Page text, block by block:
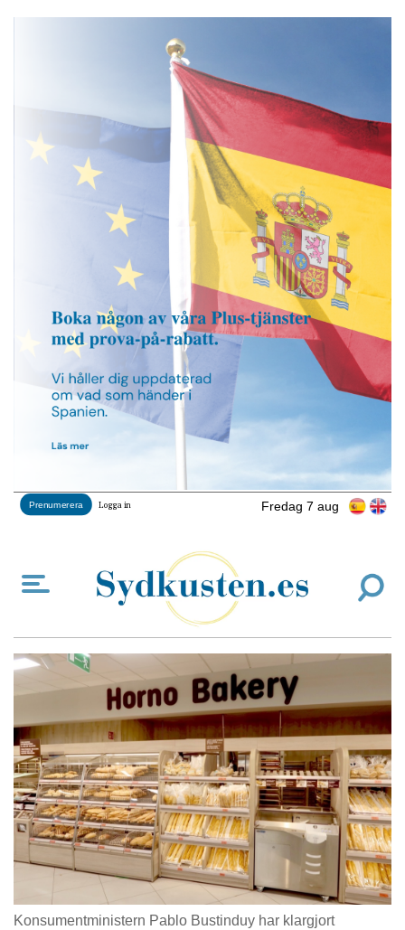
Fredag 7 aug
Prenumerera Logga in
Konsumentministern Pablo Bustinduy har klargjort